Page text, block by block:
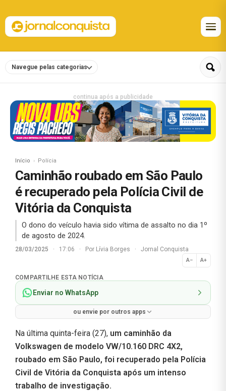
Navegue pelas categorias
continua após a publicidade
Início Polícia
Caminhão roubado em São Paulo
é recuperado pela Polícia Civil de
Vitória da Conquista
O dono do veículo havia sido vítima de assalto no dia 1º
de agosto de 2024.
28/03/2025 · 17:06 · Por Lívia Borges · Jornal Conquista
A− A+
Normal
COMPARTILHE ESTA NOTÍCIA
Enviar no WhatsApp
ou envie por outros apps
Na última quinta-feira (27), um caminhão da
Volkswagen de modelo VW/10.160 DRC 4X2,
roubado em São Paulo, foi recuperado pela Polícia
Civil de Vitória da Conquista após um intenso
trabalho de investigação.